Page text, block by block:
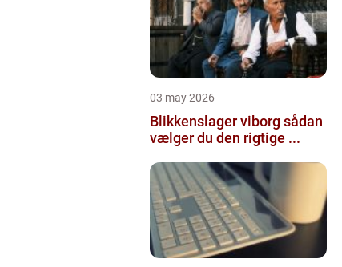
03 may 2026
Blikkenslager viborg sådan
vælger du den rigtige ...